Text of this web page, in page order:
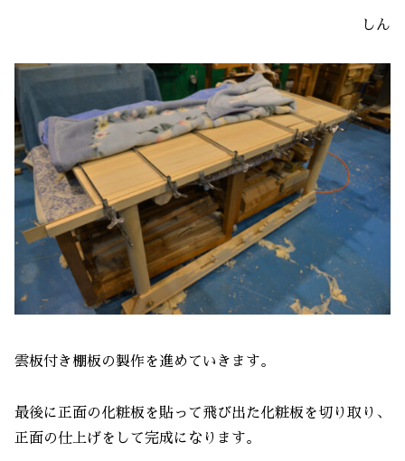
しん
雲板付き棚板の製作を進めていきます。
最後に正面の化粧板を貼って飛び出た化粧板を切り取り、
正面の仕上げをして完成になります。